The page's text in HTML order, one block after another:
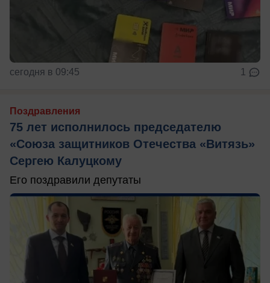
сегодня в 09:45 1
Поздравления
75 лет исполнилось председателю
«Союза защитников Отечества «Витязь»
Сергею Калуцкому
Его поздравили депутаты